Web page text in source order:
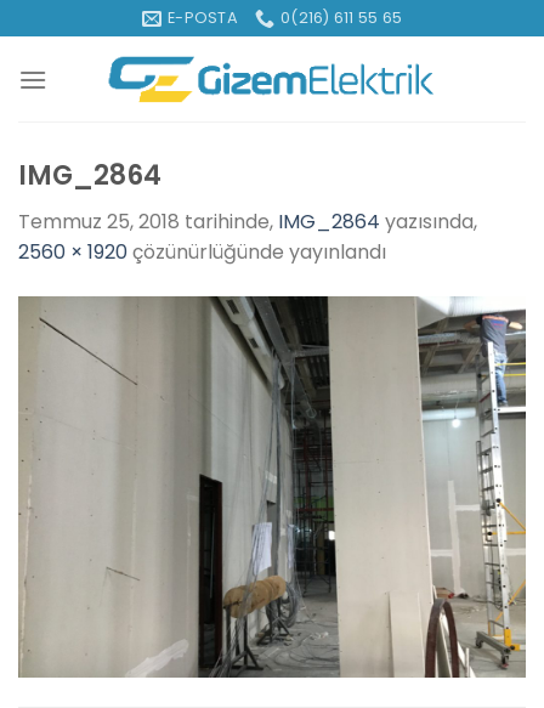
atla
E-POSTA 0(216) 611 55 65
IMG_2864
Temmuz 25, 2018 tarihinde, IMG_2864 yazısında,
2560 × 1920çözünürlüğünde yayınlandı